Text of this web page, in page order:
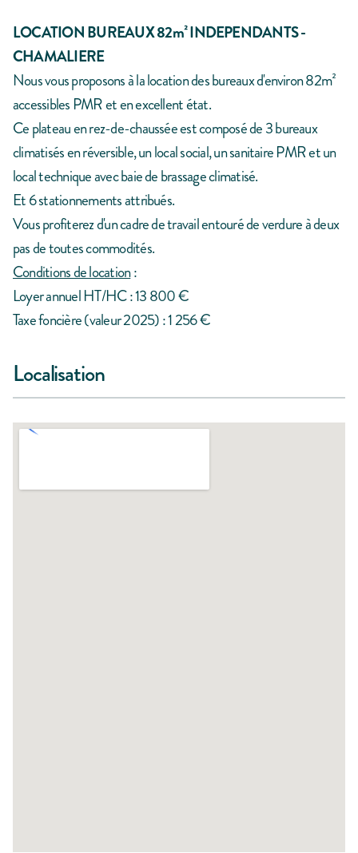
LOCATION BUREAUX 82m² INDEPENDANTS -
CHAMALIERE
Nous vous proposons à la location des bureaux d'environ 82m²
accessibles PMR et en excellent état.
Ce plateau en rez-de-chaussée est composé de 3 bureaux
climatisés en réversible, un local social, un sanitaire PMR et un
local technique avec baie de brassage climatisé.
Et 6 stationnements attribués.
Vous profiterez d'un cadre de travail entouré de verdure à deux
pas de toutes commodités.
Conditions de location:
Loyer annuel HT/HC : 13 800 €
Taxe foncière (valeur 2025) : 1 256 €
Localisation